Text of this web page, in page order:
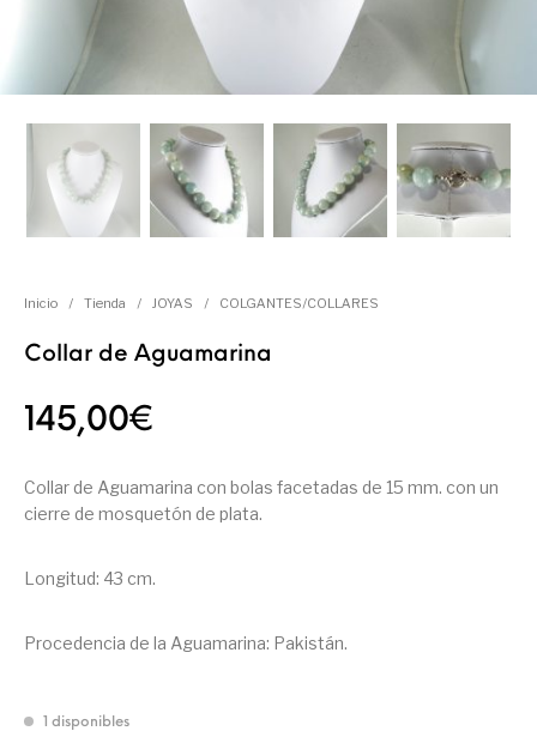
FÓSILES
CONSUMO
Inicio / Tienda / JOYAS / COLGANTES/COLLARES
Collar de Aguamarina
145,00€
Collar de Aguamarina con bolas facetadas de 15 mm. con un
cierre de mosquetón de plata.
Longitud: 43 cm.
Procedencia de la Aguamarina: Pakistán.
1 disponibles